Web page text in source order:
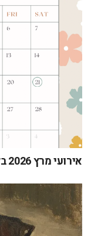
אירועי מרץ 2026 בלונדון – לוח אירועים מלא ותאריכים